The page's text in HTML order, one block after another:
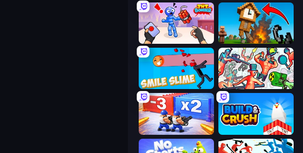
TNT Bomber Noob Fuse
Smile Slime Funny Shooter 2
Battle Brigade Build and Crush